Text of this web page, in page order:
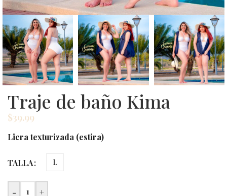
Traje de baño Kima
$39.99
Licra texturizada (estira)
TALLA L
- +